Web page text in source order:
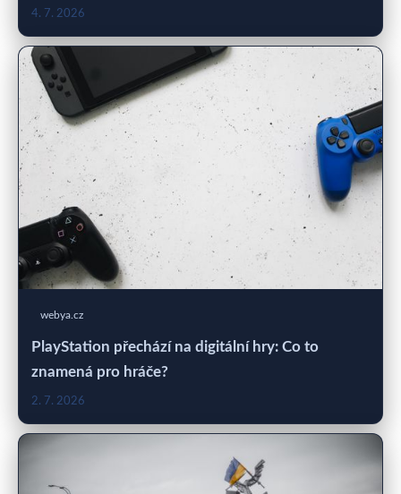
4. 7. 2026
webya.cz
PlayStation přechází na digitální hry: Co to
znamená pro hráče?
2. 7. 2026